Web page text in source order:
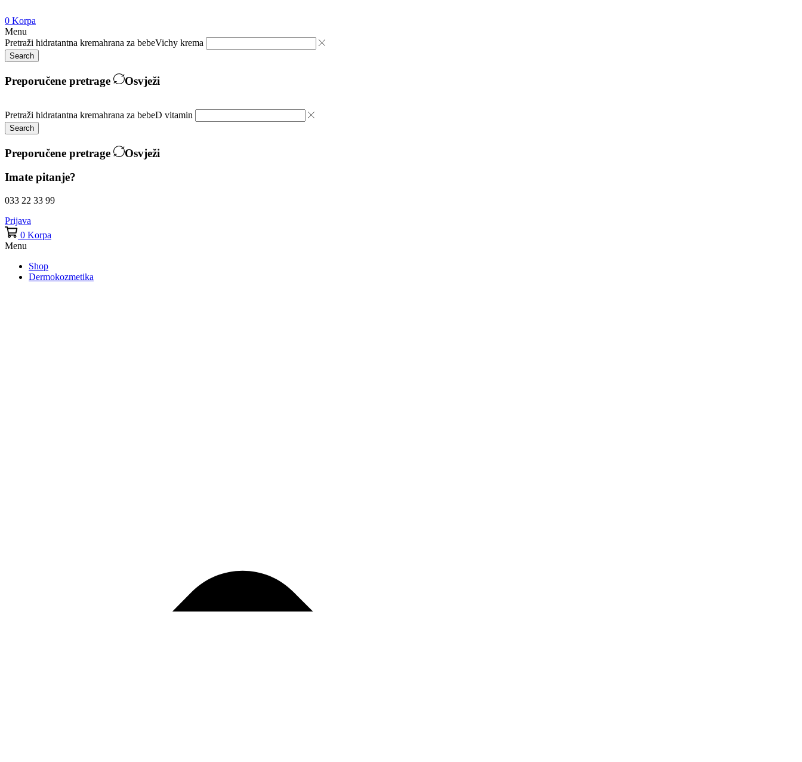
0 Korpa
Menu
Pretraži hidratantna kremahrana za bebeVichy krema
Search
Preporučene pretrage Osvježi
Pretraži hidratantna kremahrana za bebeD vitamin
Search
Preporučene pretrage
Osvježi
Imate pitanje?
033 22 33 99
Prijava
0 Korpa
Menu
Shop
Dermokozmetika